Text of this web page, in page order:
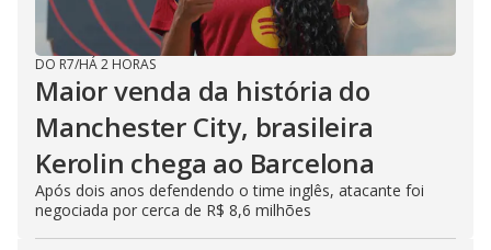
DO R7/HÁ 2 HORAS
Maior venda da história do
Manchester City, brasileira
Kerolin chega ao Barcelona
Após dois anos defendendo o time inglês, atacante foi
negociada por cerca de R$ 8,6 milhões